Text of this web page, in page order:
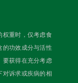
权重时，仅考虑食
的功效成分与活性
要获得在充分考虑
对诉求或疾病的相